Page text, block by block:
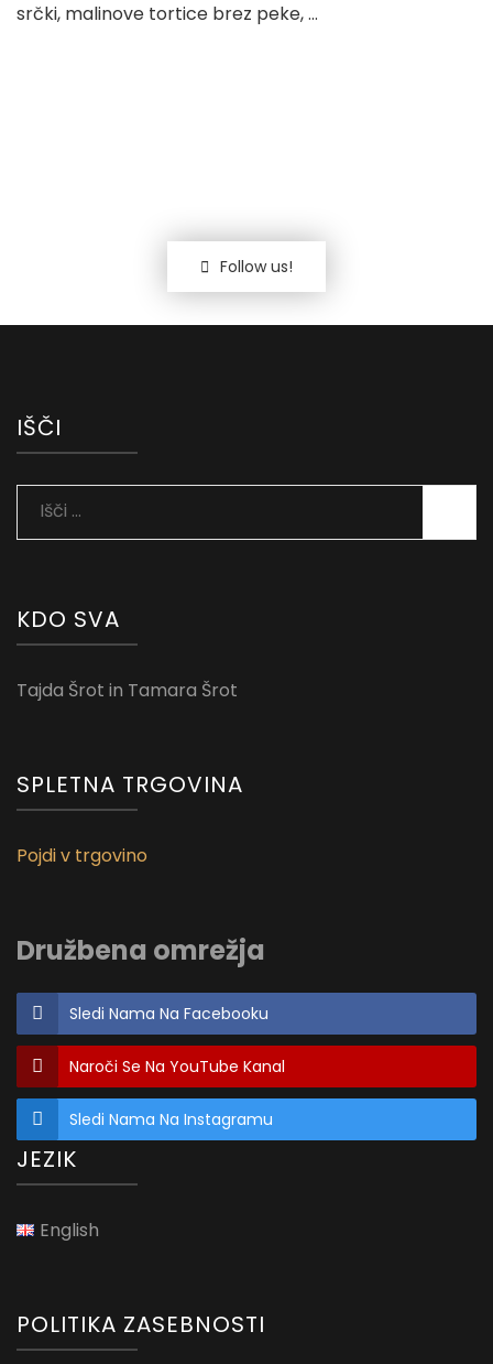
srčki, malinove tortice brez peke, …
Follow us!
IŠČI
Išči:
KDO SVA
Tajda Šrot in Tamara Šrot
SPLETNA TRGOVINA
Pojdi v trgovino
Družbena omrežja
Sledi Nama Na Facebooku
Naroči Se Na YouTube Kanal
Sledi Nama Na Instagramu
JEZIK
English
POLITIKA ZASEBNOSTI